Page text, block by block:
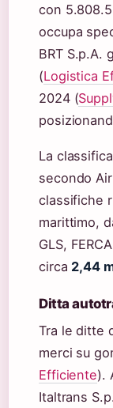
con
occupa
BRT S.p.A.
(Logistica
2024 (
La
secondo
classifiche
marittimo,
GLS,
circa 2,44
Ditta
Tra le ditte
merci su
Efficiente).
Italtrans